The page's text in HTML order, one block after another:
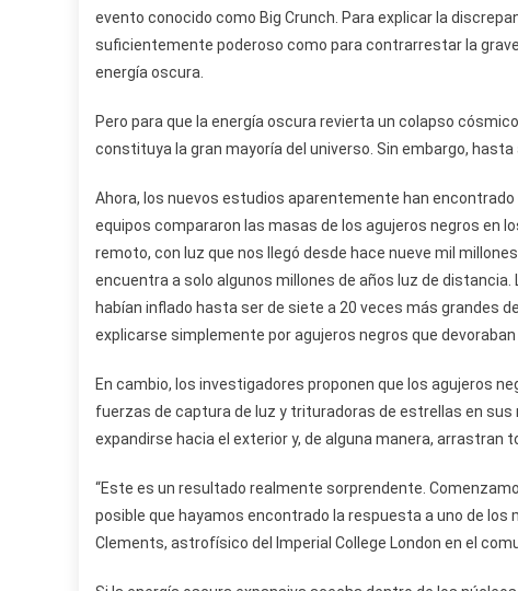
evento conocido como Big Crunch. Para explicar la
suficientemente poderoso como para contrarrestar la
energía oscura.
Pero para que la energía oscura revierta un colapso
constituya la gran mayoría del universo. Sin embargo, hasta
Ahora, los nuevos estudios aparentemente han
equipos compararon las masas de los agujeros negros en
remoto, con luz que nos llegó desde hace nueve mil
encuentra a solo algunos millones de años luz de
habían inflado hasta ser de siete a 20 veces más grandes
explicarse simplemente por agujeros negros que
En cambio, los investigadores proponen que los agujeros
fuerzas de captura de luz y trituradoras de estrellas en
expandirse hacia el exterior y, de alguna manera, arrastran
“Este es un resultado realmente sorprendente.
posible que hayamos encontrado la respuesta a uno de los
Clements, astrofísico del Imperial College London en el